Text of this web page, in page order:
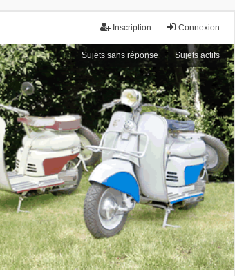
Connexion
Inscription
Sujets sans réponse Sujets actifs